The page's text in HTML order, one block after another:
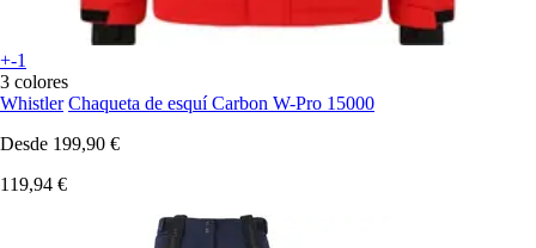
+-1
3 colores
Whistler Chaqueta de esquí Carbon W-Pro 15000
Desde 199,90 €
119,94 €